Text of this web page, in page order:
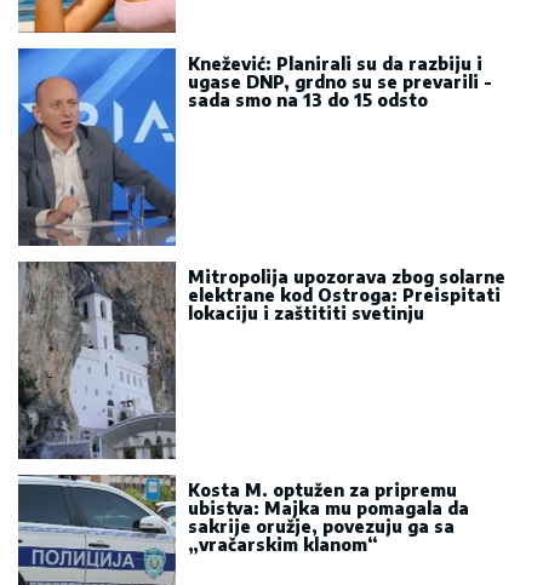
Knežević: Planirali su da razbiju i
ugase DNP, grdno su se prevarili -
sada smo na 13 do 15 odsto
Mitropolija upozorava zbog solarne
elektrane kod Ostroga: Preispitati
lokaciju i zaštititi svetinju
Kosta M. optužen za pripremu
ubistva: Majka mu pomagala da
sakrije oružje, povezuju ga sa
„vračarskim klanom“